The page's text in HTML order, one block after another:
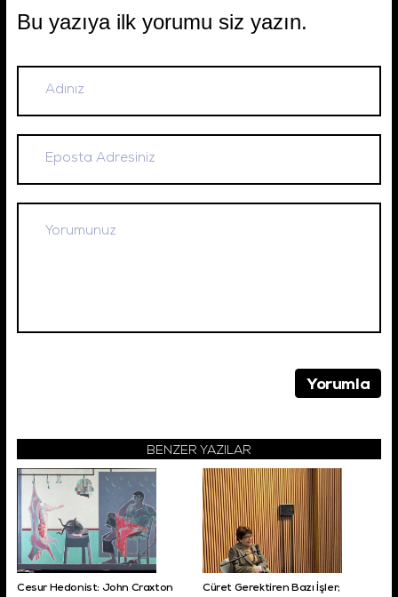
Bu yazıya ilk yorumu siz yazın.
BENZER YAZILAR
Cesur Hedonist: John Craxton
Cüret Gerektiren Bazı İşler;